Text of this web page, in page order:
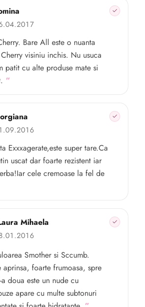
Bare All este o nuanta
visiniu inchis. Nu usuca
patit cu alte produse mate si
Exxxagerate,este super tare.Ca
uscat dar foarte rezistent iar
cele cremoase la fel de
Mihaela
Smother si Sccumb.
foarte frumoasa, spre
doua este un nude cu
apare cu multe subtonuri